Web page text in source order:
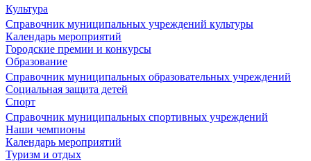
Культура
Справочник муниципальных учреждений культуры
Календарь мероприятий
Городские премии и конкурсы
Образование
Справочник муниципальных образовательных учреждений
Социальная защита детей
Спорт
Справочник муниципальных спортивных учреждений
Наши чемпионы
Календарь мероприятий
Туризм и отдых